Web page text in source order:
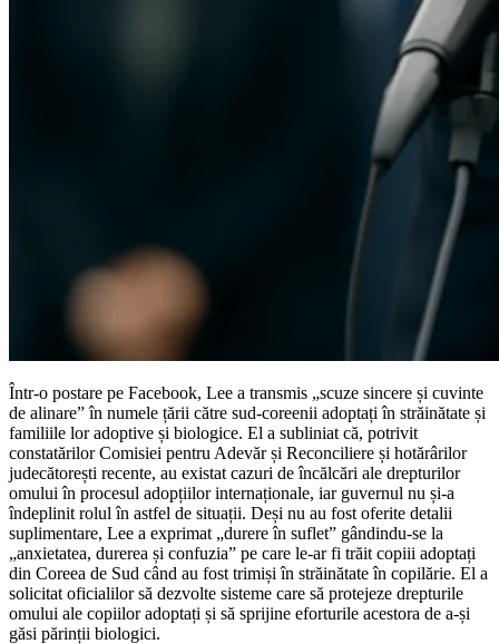
Într-o postare pe Facebook, Lee a transmis „scuze sincere și cuvinte
de alinare” în numele țării către sud-coreenii adoptați în străinătate și
familiile lor adoptive și biologice. El a subliniat că, potrivit
constatărilor Comisiei pentru Adevăr și Reconciliere și hotărârilor
judecătorești recente, au existat cazuri de încălcări ale drepturilor
omului în procesul adopțiilor internaționale, iar guvernul nu și-a
îndeplinit rolul în astfel de situații. Deși nu au fost oferite detalii
suplimentare, Lee a exprimat „durere în suflet” gândindu-se la
„anxietatea, durerea și confuzia” pe care le-ar fi trăit copiii adoptați
din Coreea de Sud când au fost trimiși în străinătate în copilărie. El a
solicitat oficialilor să dezvolte sisteme care să protejeze drepturile
omului ale copiilor adoptați și să sprijine eforturile acestora de a-și
găsi părinții biologici.